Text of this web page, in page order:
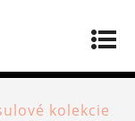
kolekcie